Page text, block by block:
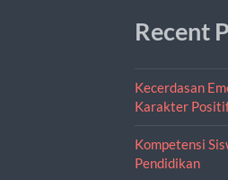
Recent
Kecerdasan
Karakter
Kompetensi
Pendidikan